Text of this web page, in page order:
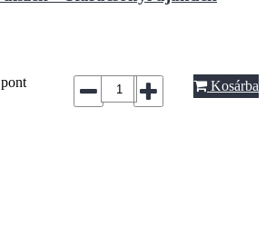
pont Kosárba